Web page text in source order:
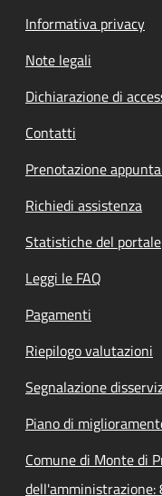
Informativa privacy
Note legali
Dichiarazione di
Contatti
Prenotazione
Richiedi assistenza
Statistiche del portale
Leggi le FAQ
Pagamenti
Riepilogo valutazioni
Segnalazione
Piano di
Comune di Monte di
dell'amministrazione: